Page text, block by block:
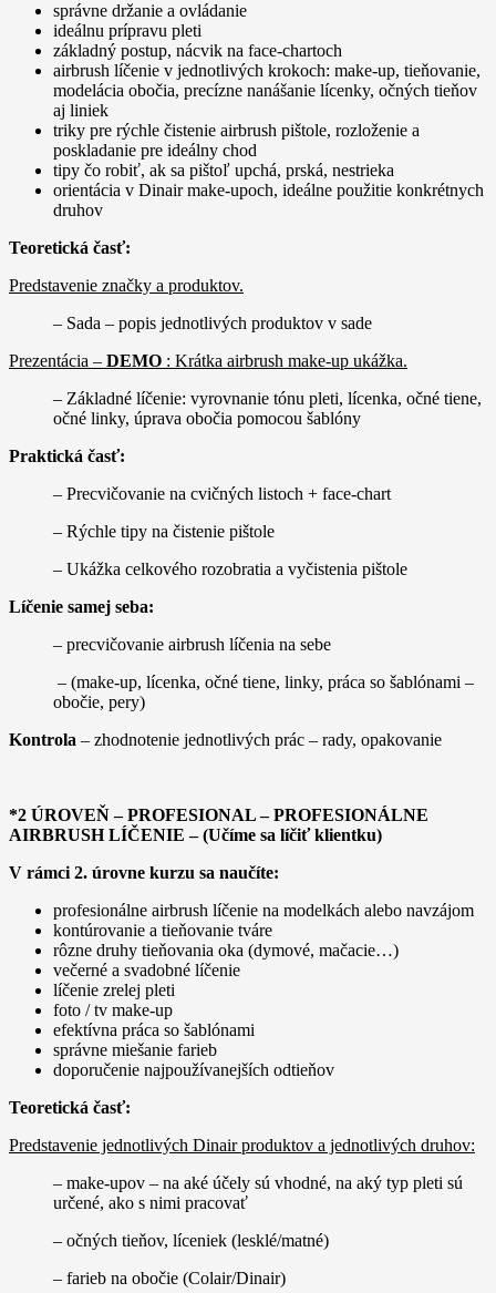
správne držanie a ovládanie
ideálnu prípravu pleti
základný postup, nácvik na face-chartoch
airbrush líčenie v jednotlivých krokoch: make-up, tieňovanie,
modelácia obočia, precízne nanášanie lícenky, očných tieňov
aj liniek
triky pre rýchle čistenie airbrush pištole, rozloženie a
poskladanie pre ideálny chod
tipy čo robiť, ak sa pištoľ upchá, prská, nestrieka
orientácia v Dinair make-upoch, ideálne použitie konkrétnych
druhov
Teoretická časť:
Predstavenie značky a produktov.
– Sada – popis jednotlivých produktov v sade
Prezentácia – DEMO : Krátka airbrush make-up ukážka.
– Základné líčenie: vyrovnanie tónu pleti, lícenka, očné tiene,
očné linky, úprava obočia pomocou šablóny
Praktická časť:
– Precvičovanie na cvičných listoch + face-chart
– Rýchle tipy na čistenie pištole
– Ukážka celkového rozobratia a vyčistenia pištole
Líčenie samej seba:
– precvičovanie airbrush líčenia na sebe
– (make-up, lícenka, očné tiene, linky, práca so šablónami –
obočie, pery)
Kontrola – zhodnotenie jednotlivých prác – rady, opakovanie
*2 ÚROVEŇ – PROFESIONAL – PROFESIONÁLNE
AIRBRUSH LÍČENIE – (Učíme sa líčiť klientku)
V rámci 2. úrovne kurzu sa naučíte:
profesionálne airbrush líčenie na modelkách alebo navzájom
kontúrovanie a tieňovanie tváre
rôzne druhy tieňovania oka (dymové, mačacie…)
večerné a svadobné líčenie
líčenie zrelej pleti
foto / tv make-up
efektívna práca so šablónami
správne miešanie farieb
doporučenie najpoužívanejších odtieňov
Teoretická časť:
Predstavenie jednotlivých Dinair produktov a jednotlivých druhov:
– make-upov – na aké účely sú vhodné, na aký typ pleti sú
určené, ako s nimi pracovať
– očných tieňov, líceniek (lesklé/matné)
– farieb na obočie (Colair/Dinair)